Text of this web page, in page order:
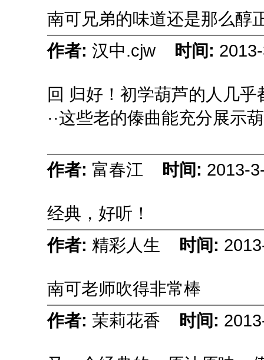
南可兄弟的味道还是那么醇
作者: 汉中.cjw 时间:
回 归好！初学葫芦的人几
··这些老的傣曲能充分展示
作者: 富春江 时间: 2013-
经典，好听！
作者: 精彩人生 时间:
南可老师吹得非常棒
作者: 茉莉花香 时间: